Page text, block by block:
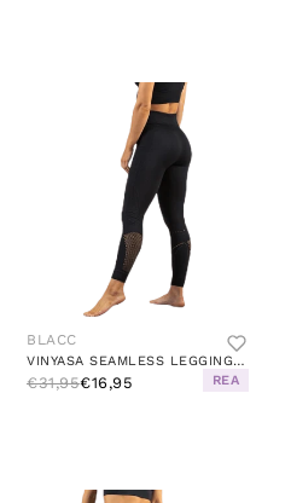
BLACC
VINYASA SEAMLESS LEGGING BLACK
€31,95€16,95 REA